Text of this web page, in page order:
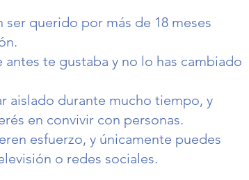
querido por más de 18 meses
te gustaba y no lo has cambiado
aislado durante mucho tiempo, y
en convivir con personas.
esfuerzo, y únicamente puedes
o redes sociales.